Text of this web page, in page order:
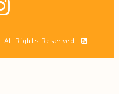
. All Rights Reserved.